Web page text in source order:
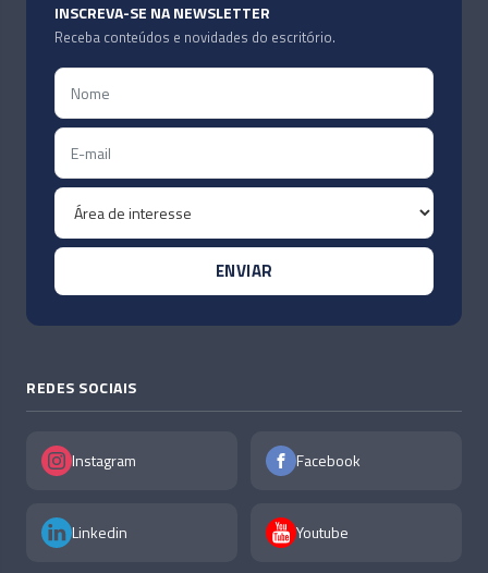
INSCREVA-SE NA NEWSLETTER
Receba conteúdos e novidades do escritório.
REDES SOCIAIS
Instagram Facebook
Linkedin Youtube